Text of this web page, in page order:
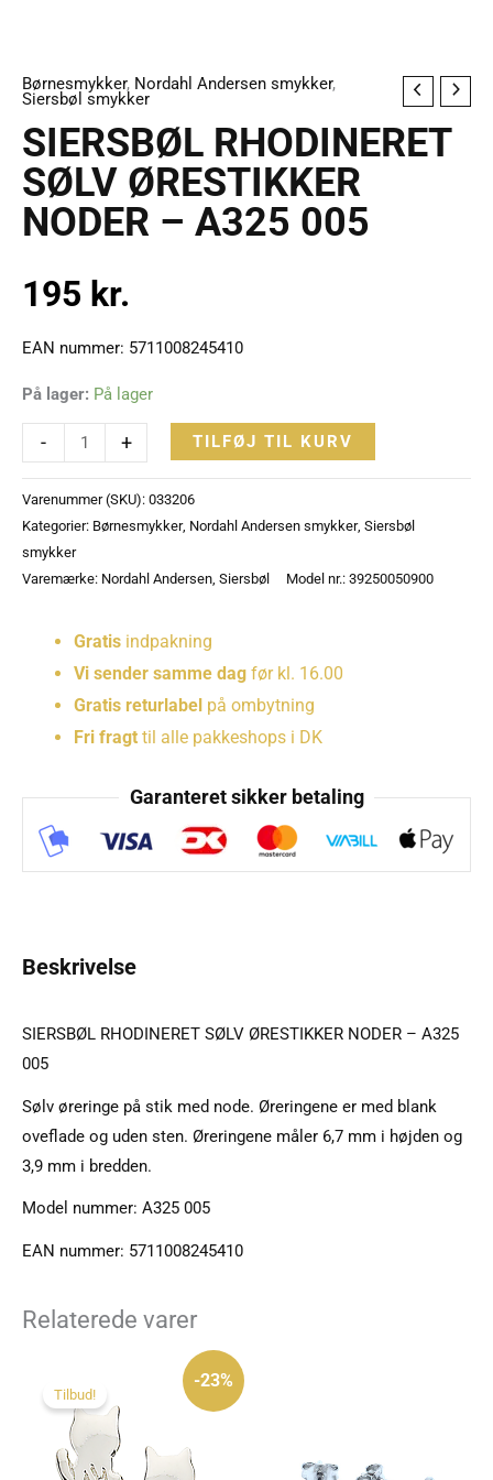
Børnesmykker, Nordahl Andersen smykker,
Siersbøl smykker
SIERSBØL RHODINERET
SØLV ØRESTIKKER
NODER – A325 005
195 kr.
EAN nummer: 5711008245410
På lager: På lager
-
SIERSBØL
SØLV
ØRESTIKKER
NODER
-
005
+ TILFØJ TIL KURV
Varenummer (SKU): 033206
Kategorier: Børnesmykker, Nordahl Andersen smykker, Siersbøl
smykker
Varemærke: Nordahl Andersen Siersbøl Model nr.: 39250050900
Gratis indpakning
Vi sender samme dag før kl. 16.00
Gratis returlabel på ombytning
Fri fragt til alle pakkeshops i DK
Garanteret sikker betaling
Beskrivelse
SIERSBØL RHODINERET SØLV ØRESTIKKER NODER – A325
005
Sølv øreringe på stik med node. Øreringene er med blank
oveflade og uden sten. Øreringene måler 6,7 mm i højden og
3,9 mm i bredden.
Model nummer: A325 005
EAN nummer: 5711008245410
Relaterede varer
-23%
Tilbud!
pris
var:
195 kr..150 kr..